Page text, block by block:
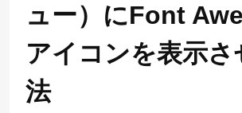
ュー）にFont
アイコンを表示さ
法